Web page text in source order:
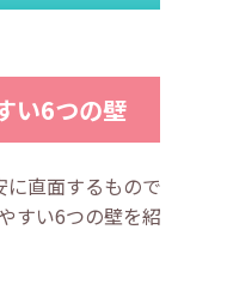
い6つの壁
直面するものです。
すい6つの壁を紹介し